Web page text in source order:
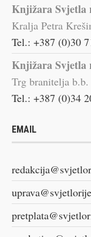
Knjižara Svjetla
Kralja Petra
Tel.: +387 (0)30
Knjižara Svjetla
Trg branitelja b.b.
Tel.: +387 (0)34
EMAIL